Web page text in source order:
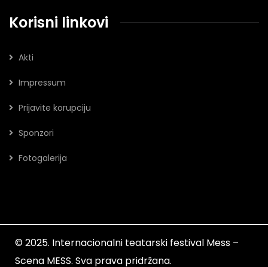
Korisni linkovi
Akti
Impressum
Prijavite korupciju
Sponzori
Fotogalerija
© 2025. Internacionalni teatarski festival Mess –
Scena MESS. Sva prava pridržana.